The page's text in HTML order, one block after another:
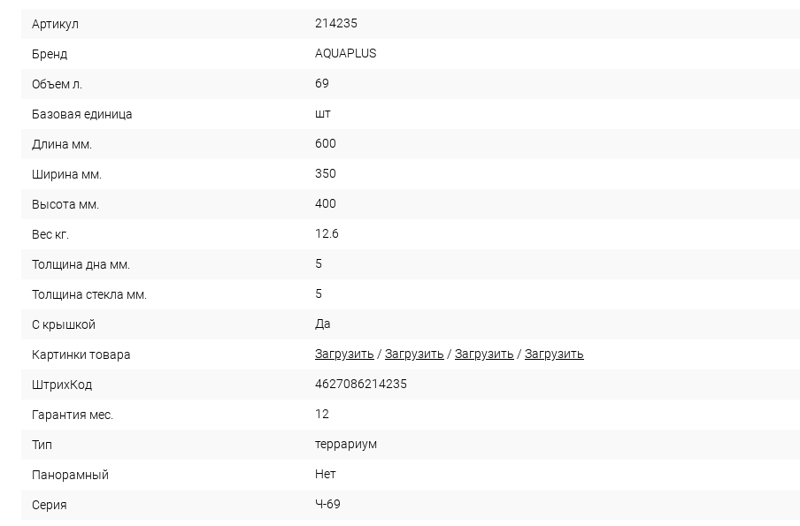
Артикул 214235
Бренд AQUAPLUS
Объем л. 69
Базовая единица шт
Длина мм. 600
Ширина мм. 350
Высота мм. 400
Вес кг. 12.6
Толщина дна мм. 5
Толщина стекла мм. 5
С крышкой Да
Картинки товара Загрузить / Загрузить / Загрузить / Загрузить
ШтрихКод 4627086214235
Гарантия мес. 12
Тип террариум
Панорамный Нет
Серия Ч-69